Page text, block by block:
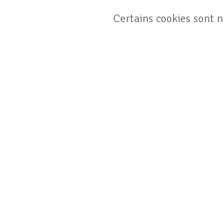
Certains cookies sont